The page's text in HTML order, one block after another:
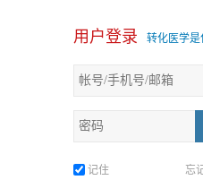
用户登录 转化医学是
记住 忘